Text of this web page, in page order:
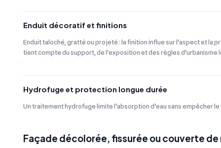
Enduit décoratif et finitions
Enduit taloché, gratté ou projeté : la finition influe sur l'aspect et la
tient compte du support, de l'exposition et des règles d'urbanisme
Hydrofuge et protection longue durée
Un traitement hydrofuge limite l'absorption d'eau sans empêcher
Façade décolorée, fissurée ou couverte de